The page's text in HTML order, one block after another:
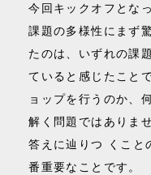
今回キックオフとな
課題の多様性にまず
たのは、いずれの課
ていると感じたこと
ョップを行うのか、
解く問題ではありま
答えに辿りつ くこと
番重要なことです。